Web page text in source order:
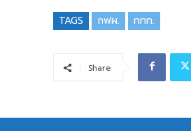
TAGS กฟผ. ททท.
Share